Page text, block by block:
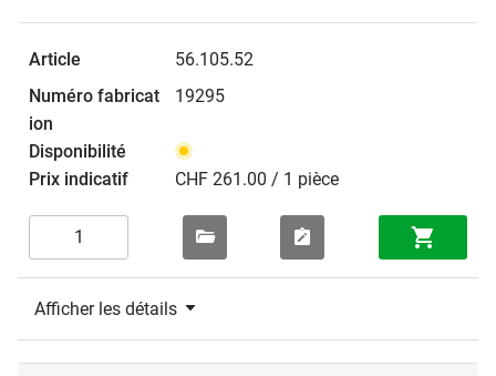
56.105.52
19295
CHF 261.00 / 1 pièce
Afficher les détails